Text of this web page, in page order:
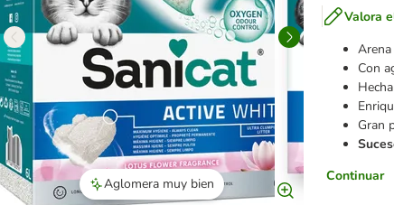
Valora
Con
Gran
Continuar
Aglomera muy bien